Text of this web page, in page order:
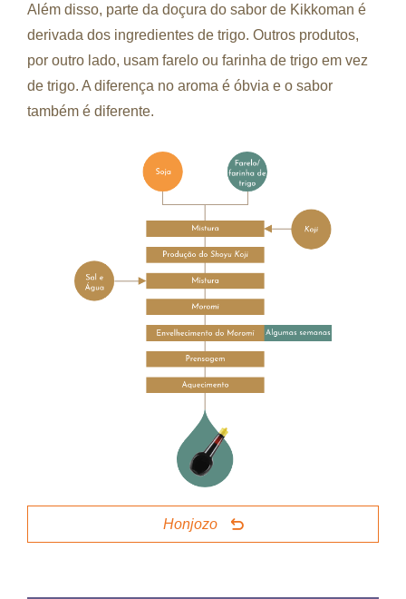
Além disso, parte da doçura do sabor de Kikkoman é
derivada dos ingredientes de trigo. Outros produtos,
por outro lado, usam farelo ou farinha de trigo em vez
de trigo. A diferença no aroma é óbvia e o sabor
também é diferente.
Honjozo